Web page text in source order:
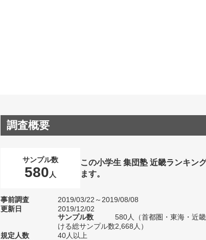
調査概要
サンプル数
580 人
この小学生 集団塾 近畿ランキン
ます。
事前調査
2019/03/22～2019/08/08
更新日
2019/12/02
サンプル数
580人（首都圏・東海・近
ける総サンプル数2,668人）
規定人数
40人以上